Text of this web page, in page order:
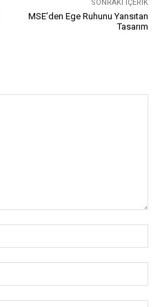
SONRAKI İÇERIK
MSE’den Ege Ruhunu Yansıtan
Tasarım